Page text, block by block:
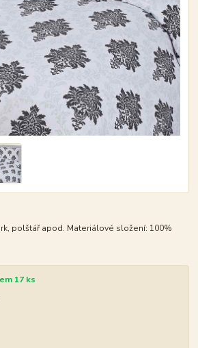
polštář apod. Materiálové složení: 100%
17 ks